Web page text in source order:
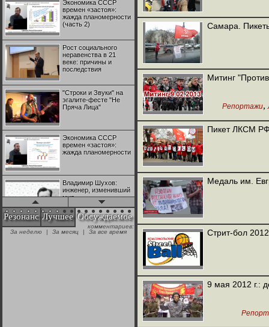
Экономика СССР
времен «застоя»:
жажда планомерности
(часть 2)
Рост социального
неравенства в 21
веке: причины и
последствия
"Строки и Звуки" на
эгалите-фесте "Не
Пряча Лица"
Экономика СССР
времен «застоя»:
жажда планомерности
Владимир Шухов:
инженер, изменивший
мир
"Аркадий Коц" на
эгалите-фесте "Не
Резонанс Лучшее Обсуждаемое
комментариев:
За неделю
| За месяц | За все время
Самара.
Митинг
Репортажи,
Пикет ЛКСМ РФ
Медаль им.
Стрит-бол
9 мая 2012 г.: